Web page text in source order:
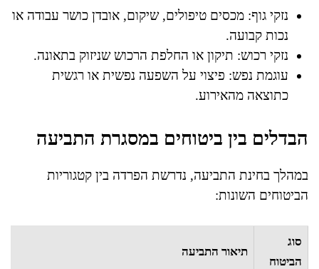
נזקי גוף: מכסים טיפולים, שיקום, אובדן כושר עבודה או
נכות קבועה.
נזקי רכוש: תיקון או החלפת הרכוש שניזוק בתאונה.
עוגמת נפש: פיצוי על השפעה נפשית או רגשית
כתוצאה מהאירוע.
הבדלים בין ביטוחים במסגרת התביעה
במהלך בחינת התביעה, נדרשת הפרדה בין קטגוריות
הביטוחים השונות:
סוג
הביטוח
תיאור התביעה